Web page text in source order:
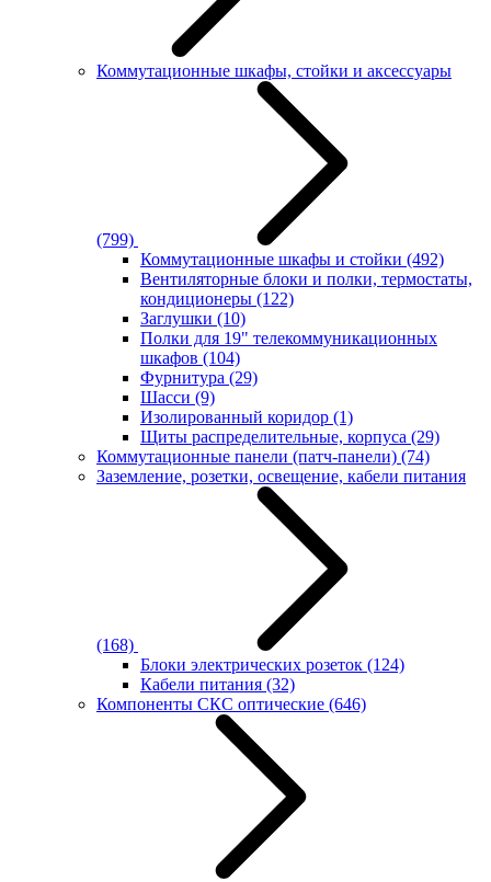
Коммутационные шкафы, стойки и аксессуары
(799)
Коммутационные шкафы и стойки (492)
Вентиляторные блоки и полки, термостаты,
кондиционеры (122)
Заглушки (10)
Полки для 19" телекоммуникационных
шкафов (104)
Фурнитура (29)
Шасси (9)
Изолированный коридор (1)
Щиты распределительные, корпуса (29)
Коммутационные панели (патч-панели) (74)
Заземление, розетки, освещение, кабели питания
(168)
Блоки электрических розеток (124)
Кабели питания (32)
Компоненты СКС оптические (646)